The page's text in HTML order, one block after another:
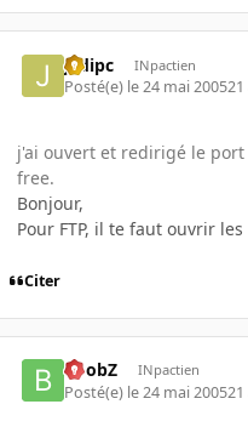
jedipc INpactien
Posté(e) le 24 mai 200521
j'ai ouvert et redirigé le
free.
Bonjour,
Pour FTP, il te faut ouvrir
Citer
BoobZ INpactien
Posté(e) le 24 mai 200521